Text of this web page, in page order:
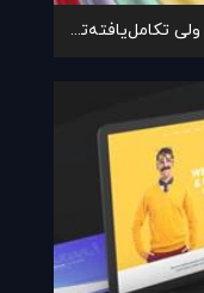
آیفون 11 اپل با زبان طراحی نسل قبل، ولی تکامل‌یافته‌تر معرفی شد